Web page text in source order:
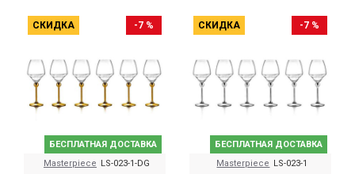
СКИДКА
БЕСПЛАТНАЯ ДОСТАВКА
-7 %
Masterpiece LS-023-1-DG
СКИДКА
БЕСПЛАТНАЯ ДОСТАВКА
-7 %
Masterpiece LS-023-1